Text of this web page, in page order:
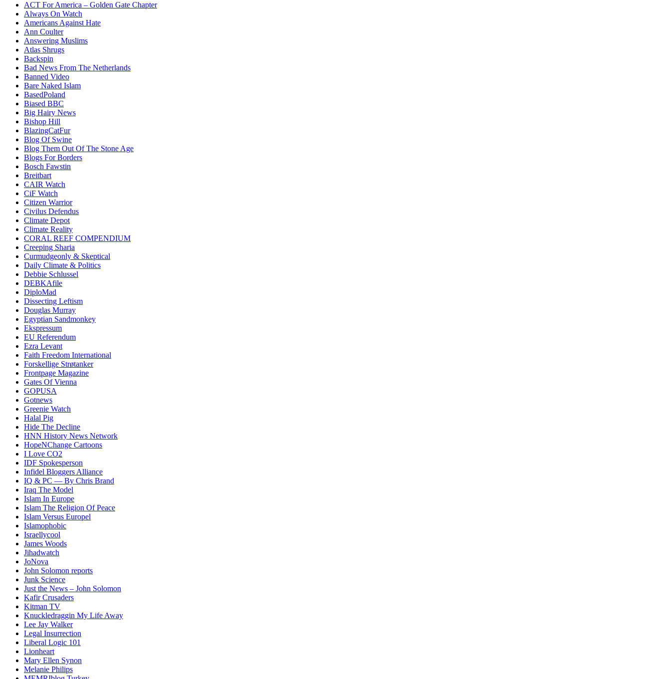
ACT For America – Golden Gate Chapter
Always On Watch
Americans Against Hate
Ann Coulter
Answering Muslims
Atlas Shrugs
Backspin
Bad News From The Netherlands
Banned Video
Bare Naked Islam
BasedPoland
Biased BBC
Big Hairy News
Bishop Hill
BlazingCatFur
Blog Of Swine
Blog Them Out Of The Stone Age
Blogs For Borders
Bosch Fawstin
Breitbart
CAIR Watch
CiF Watch
Citizen Warrior
Civilus Defendus
Climate Depot
Climate Reality
CORAL REEF COMPENDIUM
Creeping Sharia
Curmudgeonly & Skeptical
Daily Climate & Politics
Debbie Schlussel
DEBKAfile
DiploMad
Dissecting Leftism
Douglas Murray
Egyptian Sandmonkey
Ekspressum
EU Referendum
Ezra Levant
Faith Freedom International
Forskellige Strøtanker
Frontpage Magazine
Gates Of Vienna
GOPUSA
Gotnews
Greenie Watch
Halal Pig
Hide The Decline
HNN History News Network
HopeNChange Cartoons
I Love CO2
IDF Spokesperson
Infidel Bloggers Alliance
IQ & PC — By Chris Brand
Iraq The Model
Islam In Europe
Islam The Religion Of Peace
Islam Versus Europel
Islamophobic
Israellycool
James Woods
Jihadwatch
JoNova
John Solomon reports
Junk Science
Just the News – John Solomon
Kafir Crusaders
Kitman TV
Knuckledraggin My Life Away
Lee Jay Walker
Legal Insurrection
Liberal Logic 101
Lionheart
Mary Ellen Synon
Melanie Philips